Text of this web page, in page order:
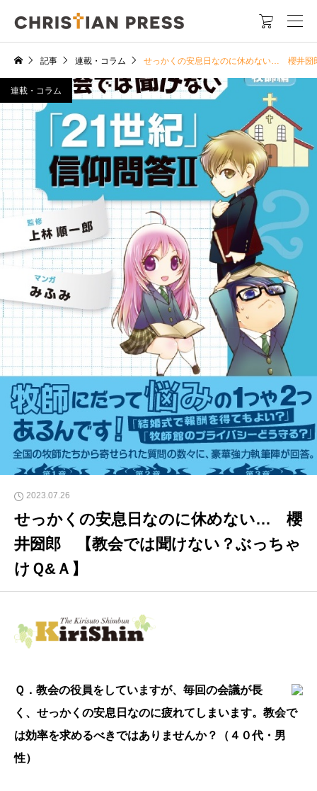

記事 連載・コラム せっかくの安息日なのに休めない… 櫻井圀
連載・コラム
2023.07.26
せっかくの安息日なのに休めない… 櫻
井圀郎 【教会では聞けない？ぶっちゃ
けＱ&Ａ】
Ｑ．教会の役員をしていますが、毎回の会議が長
く、せっかくの安息日なのに疲れてしまいます。教会で
は効率を求めるべきではありませんか？（４０代・男
性）